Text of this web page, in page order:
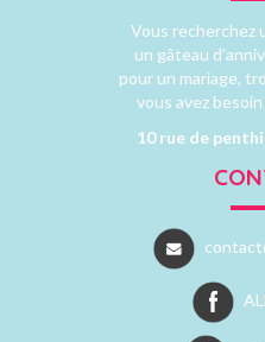
Vous recherchez
un gâteau
pour un mariage,
vous avez
10 rue de